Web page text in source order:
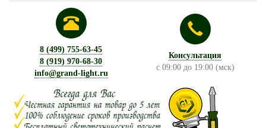
8 (499) 755-63-45
8 (919) 970-68-30
info@grand-light.ru
Консультация
с 09:00 до 19:00 (мск)